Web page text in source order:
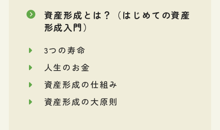
資産形成とは？（はじめての資産
形成入門）
3つの寿命
人生のお金
資産形成の仕組み
資産形成の大原則